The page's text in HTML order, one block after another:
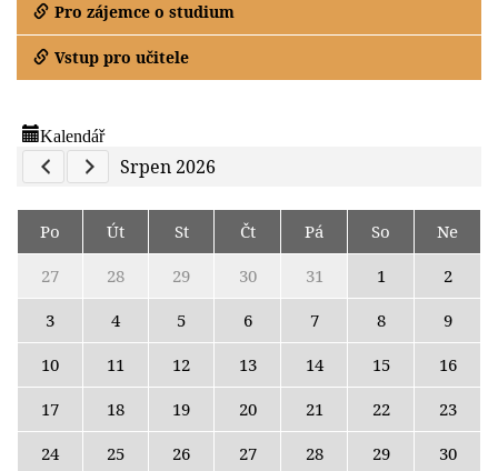
Pro zájemce o studium
Vstup pro učitele
Kalendář
Previous Calendar
Next Calendar
Srpen 2026
Po Út St Čt Pá So
Ne
27
28 29 30 31 1
2
3
4 5 6 7 8
9
10
11 12 13 14 15
16
17
18 19 20 21 22
23
24
25 26 27 28 29
30